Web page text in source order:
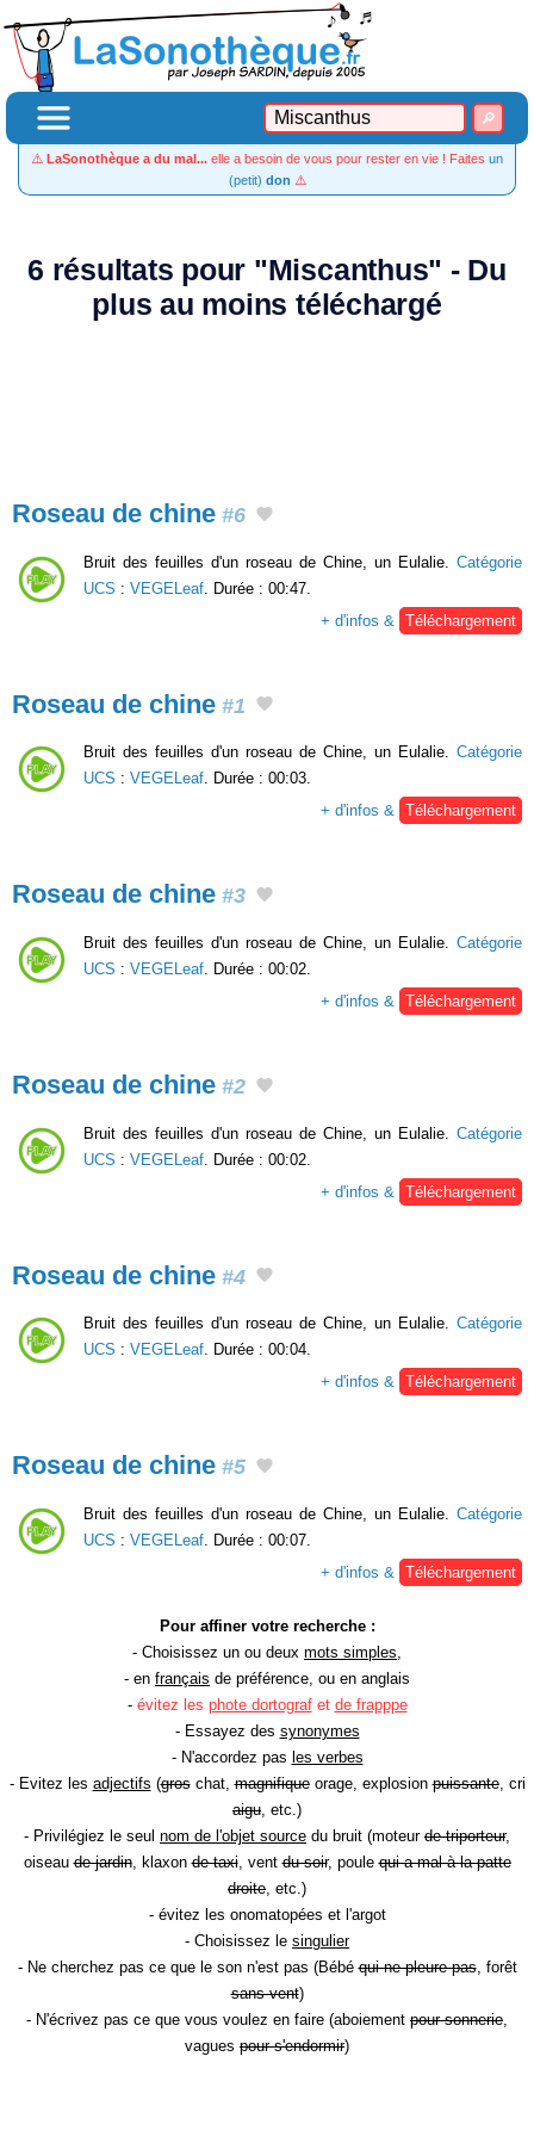
⚠️ LaSonothèque a du mal... elle a besoin de vous pour rester en vie ! Faites un
(petit) don ⚠️
6 résultats pour "Miscanthus" - Du
plus au moins téléchargé
Roseau de chine #6
Bruit des feuilles d'un roseau de Chine, un Eulalie. Catégorie
UCS : VEGELeaf . Durée : 00:47.
+ d'infos &
Téléchargement
Roseau de chine #1
Bruit des feuilles d'un roseau de Chine, un Eulalie. Catégorie
UCS : VEGELeaf. Durée : 00:03.
+ d'infos & Téléchargement
Roseau de chine #3
Bruit des feuilles d'un roseau de Chine, un Eulalie. Catégorie
UCS : VEGELeaf . Durée : 00:02.
+ d'infos &
Téléchargement
Roseau de chine #2
Bruit des feuilles d'un roseau de Chine, un Eulalie. Catégorie
UCS : VEGELeaf . Durée : 00:02.
+ d'infos &
Téléchargement
Roseau de chine #4
Bruit des feuilles d'un roseau de Chine, un Eulalie. Catégorie
UCS : VEGELeaf. Durée : 00:04.
+ d'infos & Téléchargement
Roseau de chine #5
Bruit des feuilles d'un roseau de Chine, un Eulalie. Catégorie
UCS : VEGELeaf . Durée : 00:07.
+ d'infos &
Téléchargement
Pour affiner votre recherche :
- Choisissez un ou deux mots simples
- en français de préférence, ou en anglais
- évitez les phote dortografet de frapppe
- Essayez des synonymes
- N'accordez pas les verbes
- Evitez les adjectifs (groschat,magnifiqueorage, explosionpuissante, cri
aigu , etc.)
- Privilégiez le seul nom de l'objet source du bruit (moteur de triporteur,
oiseaude jardin, klaxonde taxi, ventdu soir, poulequi a mal à la patte
droite , etc.)
- évitez les onomatopées et l'argot
- Choisissez le singulier
- Ne cherchez pas ce que le son n'est pas (Bébéqui ne pleure pas, forêt
sans vent)
- N'écrivez pas ce que vous voulez en faire (aboiement pour sonnerie
vagues pour s'endormir)